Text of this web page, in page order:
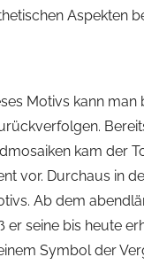
Aspekten
Motivs kann man
kam der
vor. Durchaus in
Ab dem
er seine bis heute
Symbol der